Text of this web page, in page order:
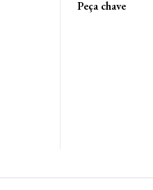
Peça chave